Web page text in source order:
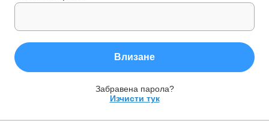
Влизане
Забравена парола?
Изчисти тук